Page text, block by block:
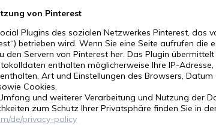
von Pinterest
Plugins des sozialen Netzwerkes Pinterest, das
betrieben wird. Wenn Sie eine Seite aufrufen die
den Servern von Pinterest her. Das Plugin
enthalten möglicherweise Ihre IP-
Art und Einstellungen des Browsers,
Cookies.
und weiterer Verarbeitung und Nutzung der
zum Schutz Ihrer Privatsphäre finden Sie in
de/privacy-policy